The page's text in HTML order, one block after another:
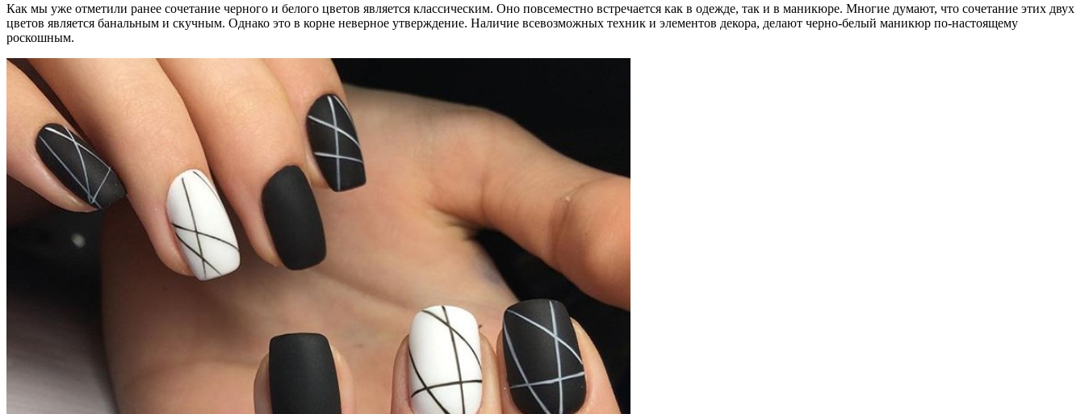
Как мы уже отметили ранее сочетание черного и белого цветов является классическим. Оно повсеместно встречается как в одежде, так и в маникюре. Многие думают, что сочетание этих двух
цветов является банальным и скучным. Однако это в корне неверное утверждение. Наличие всевозможных техник и элементов декора, делают черно-белый маникюр по-настоящему
роскошным.